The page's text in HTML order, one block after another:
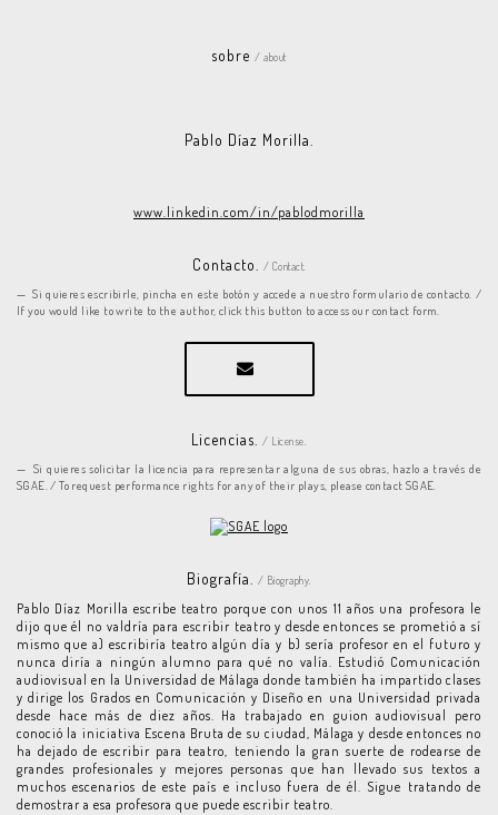
sobre/ about
Pablo Díaz Morilla.
www.linkedin.com/in/pablodmorilla
Contacto. / Contact.
Si quieres escribirle, pincha en este botón y accede a nuestro formulario de contacto. /
If you would like to write to the author, click this button to access our contact form.
Licencias. / License.
Si quieres solicitar la licencia para representar alguna de sus obras, hazlo a través de
SGAE. / To request performance rights for any of their plays, please contact SGAE.
Biografía. / Biography.
Pablo Díaz Morilla escribe teatro porque con unos 11 años una profesora le
dijo que él no valdría para escribir teatro y desde entonces se prometió a sí
mismo que a) escribiría teatro algún día y b) sería profesor en el futuro y
nunca diría a ningún alumno para qué no valía. Estudió Comunicación
audiovisual en la Universidad de Málaga donde también ha impartido clases
y dirige los Grados en Comunicación y Diseño en una Universidad privada
desde hace más de diez años. Ha trabajado en guion audiovisual pero
conoció la iniciativa Escena Bruta de su ciudad, Málaga y desde entonces no
ha dejado de escribir para teatro, teniendo la gran suerte de rodearse de
grandes profesionales y mejores personas que han llevado sus textos a
muchos escenarios de este país e incluso fuera de él. Sigue tratando de
demostrar a esa profesora que puede escribir teatro.